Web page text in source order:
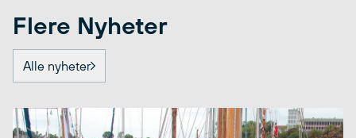
Flere Nyheter
Alle nyheter